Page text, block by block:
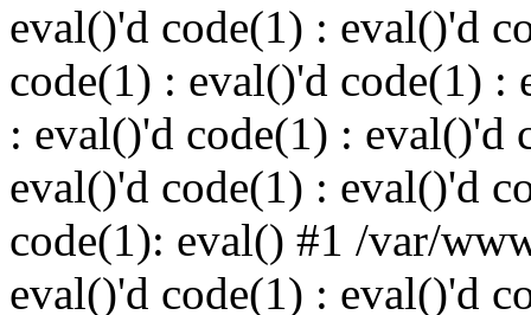
eval()'d code(1) : eval()'d
code(1) : eval()'d code(1) :
: eval()'d code(1) : eval()'d
eval()'d code(1) : eval()'d
code(1): eval() #1 /var/
eval()'d code(1) : eval()'d